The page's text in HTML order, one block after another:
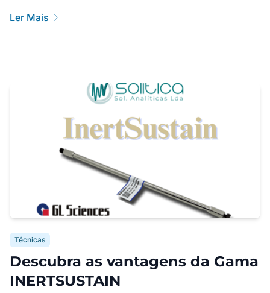
Ler Mais
Técnicas
Descubra as vantagens da Gama
INERTSUSTAIN